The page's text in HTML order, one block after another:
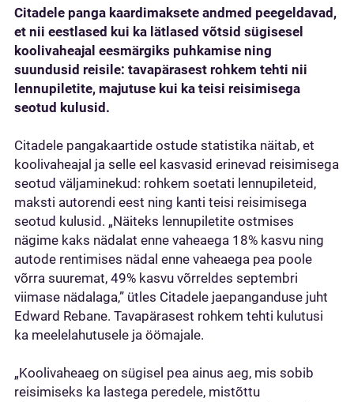
Citadele panga kaardimaksete andmed peegeldavad,
et nii eestlased kui ka lätlased võtsid sügisesel
koolivaheajal eesmärgiks puhkamise ning
suundusid reisile: tavapärasest rohkem tehti nii
lennupiletite, majutuse kui ka teisi reisimisega
seotud kulusid.
Citadele pangakaartide ostude statistika näitab, et
koolivaheajal ja selle eel kasvasid erinevad reisimisega
seotud väljaminekud: rohkem soetati lennupileteid,
maksti autorendi eest ning kanti teisi reisimisega
seotud kulusid. „Näiteks lennupiletite ostmises
nägime kaks nädalat enne vaheaega 18% kasvu ning
autode rentimises nädal enne vaheaega pea poole
võrra suuremat, 49% kasvu võrreldes septembri
viimase nädalaga,” ütles Citadele jaepanganduse juht
Edward Rebane. Tavapärasest rohkem tehti kulutusi
ka meelelahutusele ja öömajale.
„Koolivaheaeg on sügisel pea ainus aeg, mis sobib
reisimiseks ka lastega peredele, mistõttu